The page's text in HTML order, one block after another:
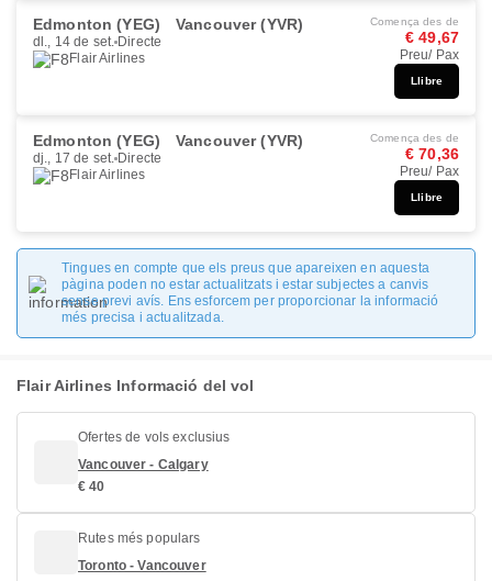
Edmonton (YEG) Vancouver (YVR)
dl., 14 de set. Directe
Flair Airlines
Comença des de
€ 49,67
Preu/ Pax
Llibre
Edmonton (YEG) Vancouver (YVR)
dj., 17 de set. Directe
Flair Airlines
Comença des de
€ 70,36
Preu/ Pax
Llibre
Tingues en compte que els preus que apareixen en aquesta
pàgina poden no estar actualitzats i estar subjectes a canvis
sense previ avís. Ens esforcem per proporcionar la informació
més precisa i actualitzada.
Flair Airlines Informació del vol
Ofertes de vols exclusius
Vancouver - Calgary
€ 40
Rutes més populars
Toronto - Vancouver